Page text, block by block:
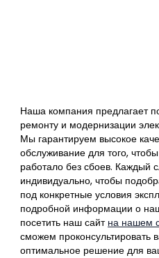
Наша компания предлагает
ремонту и модернизации
Мы гарантируем высокое
обслуживание для того,
работало без сбоев. Каждый
индивидуально, чтобы
под конкретные условия
подробной информации о
посетить наш сайт на нашем
сможем проконсультировать
оптимальное решение для